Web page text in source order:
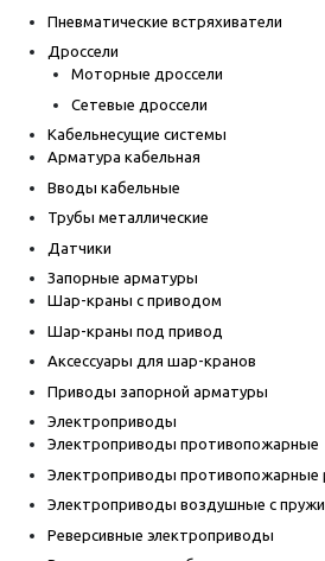
Пневматические встряхиватели
Дроссели
Моторные дроссели
Сетевые дроссели
Кабельнесущие системы
Арматура кабельная
Вводы кабельные
Трубы металлические
Датчики
Запорные арматуры
Шар-краны с приводом
Шар-краны под привод
Аксессуары для шар-кранов
Приводы запорной арматуры
Электроприводы
Электроприводы противопожарные
Электроприводы противопожарные
Электроприводы воздушные с
Реверсивные электроприводы